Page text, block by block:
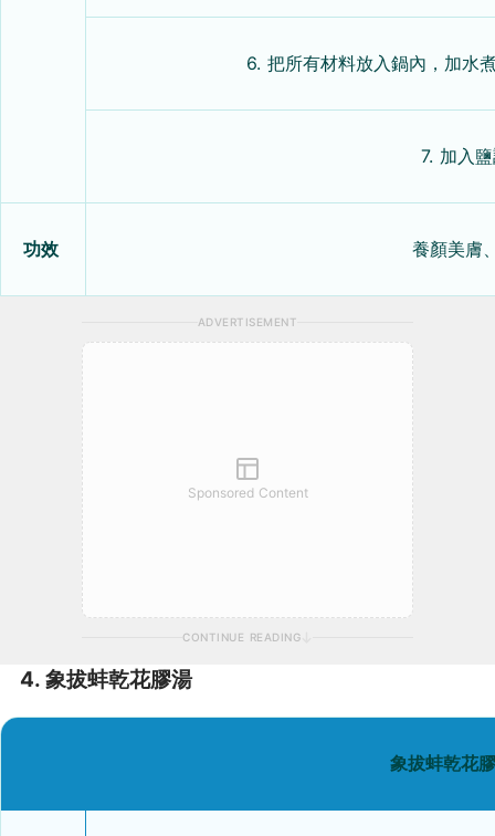
6. 把所有材料放入鍋內，加水
7. 加入
功效 養顏美膚
ADVERTISEMENT
Sponsored Content
CONTINUE READING
4. 象拔蚌乾花膠湯
象拔蚌乾花